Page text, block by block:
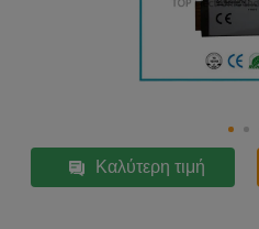
Καλύτερη τιμή